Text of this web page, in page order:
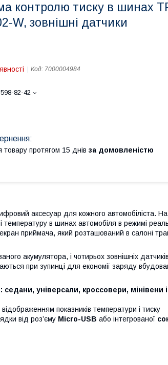
контролю тиску в шинах
W, зовнішні датчики
Код: 7000004984
82-42
товару протягом 15 днів за домовленістю
аксесуар для кожного автомобіліста. На
в шинах автомобіля в режимі
приймача, який розташований в салоні
акумулятора, і чотирьох зовнішніх
при зупинці для економії заряду
універсали, кроссовери, мінівени і
відображенням показників температури і тиску
від роз’єму Micro-USB або інтегрованої